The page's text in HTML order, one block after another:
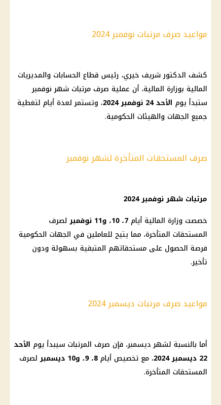
مواعيد صرف مرتبات نوفمبر 2024
كشف الدكتور شريف خيري، رئيس قطاع الحسابات والمديريات
المالية بوزارة المالية، أن عملية صرف مرتبات شهر نوفمبر
ستبدأ يوم الأحد 24 نوفمبر 2024
، وتستمر لعدة أيام لتغطية
جميع الجهات والهيئات الحكومية.
صرف المستحقات المتأخرة لشهر نوفمبر
مرتبات شهر نوفمبر 2024
خصصت وزارة المالية أيام 7، 10، و11 نوفمبر
لصرف
المستحقات المتأخرة، مما يتيح للعاملين في الجهات الحكومية
فرصة الحصول على مستحقاتهم المتبقية بسهولة ودون
تأخير.
مواعيد صرف مرتبات ديسمبر 2024
أما بالنسبة لشهر ديسمبر، فإن صرف المرتبات سيبدأ يوم الأحد
22 ديسمبر 2024
، مع تخصيص أيام 8، 9، و10 ديسمبر
لصرف
المستحقات المتأخرة.